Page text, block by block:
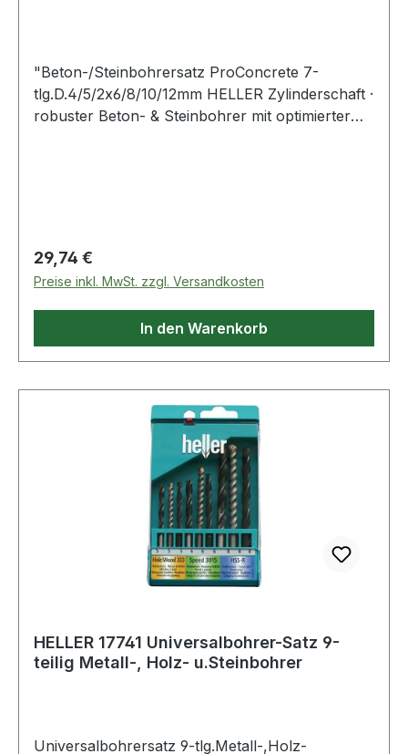
"Beton-/Steinbohrersatz ProConcrete 7-
tlg.D.4/5/2x6/8/10/12mm HELLER Zylinderschaft ·
robuster Beton- & Steinbohrer mit optimierter
Anwendungsbereiche: Beton, Mauerwerk,
Kalksandstein, Stein"
Regulärer Preis:
29,74 €
Preise inkl. MwSt. zzgl. Versandkosten
In den Warenkorb
HELLER 17741 Universalbohrer-Satz 9-
teilig Metall-, Holz- u.Steinbohrer
Universalbohrersatz 9-tlg.Metall-,Holz-